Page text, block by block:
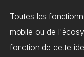
Toutes les
mobile ou de
fonction de cette